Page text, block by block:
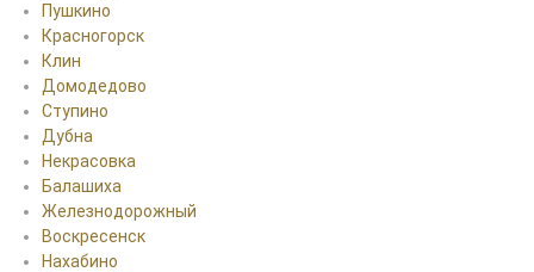
Пушкино
Красногорск
Клин
Домодедово
Ступино
Дубна
Некрасовка
Балашиха
Железнодорожный
Воскресенск
Нахабино